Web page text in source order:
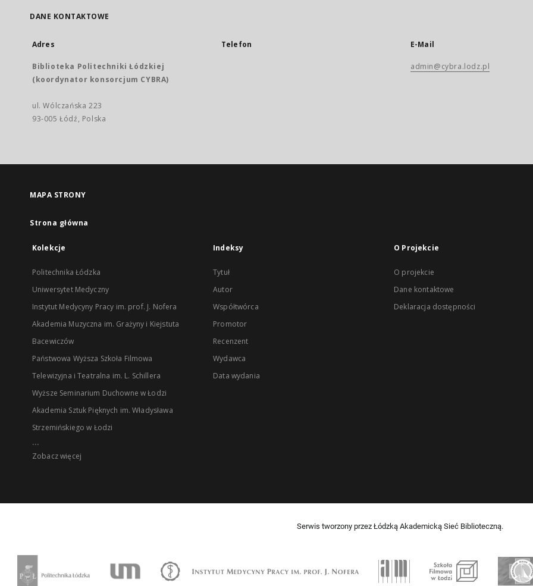
DANE KONTAKTOWE
Adres
Biblioteka Politechniki Łódzkiej
(koordynator konsorcjum CYBRA)
ul. Wólczańska 223
93-005 Łódź, Polska
Telefon E-Mail
admin@cybra.lodz.pl
MAPA STRONY
Strona główna
Kolekcje
Politechnika Łódzka
Uniwersytet Medyczny
Instytut Medycyny Pracy im. prof. J. Nofera
Akademia Muzyczna im. Grażyny i Kiejstuta
Bacewiczów
Państwowa Wyższa Szkoła Filmowa
Telewizyjna i Teatralna im. L. Schillera
Wyższe Seminarium Duchowne w Łodzi
Akademia Sztuk Pięknych im. Władysława
Strzemińskiego w Łodzi
...
Zobacz więcej
Indeksy
Tytuł
Autor
Współtwórca
Promotor
Recenzent
Wydawca
Data wydania
O Projekcie
O projekcie
Dane kontaktowe
Deklaracja dostępności
Serwis tworzony przez Łódzką Akademicką Sieć Biblioteczną.